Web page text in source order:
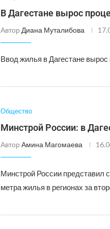
В Дагестане вырос
Автор Диана Муталибова
Ввод жилья в Дагестане вырос
Общество
Минстрой России: в
Автор Амина Магомаева
Минстрой России представил
метра жилья в регионах за